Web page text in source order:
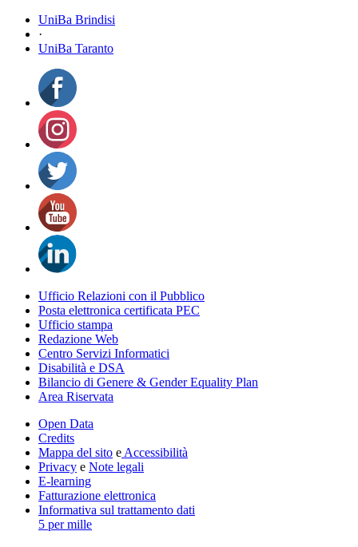
UniBa Brindisi
·
UniBa Taranto
Ufficio Relazioni con il Pubblico
Posta elettronica certificata PEC
Ufficio stampa
Redazione Web
Centro Servizi Informatici
Disabilità e DSA
Bilancio di Genere & Gender Equality Plan
Area Riservata
Open Data
Credits
Mappa del sito e Accessibilità
Privacy e Note legali
E-learning
Fatturazione elettronica
Informativa sul trattamento dati
5 per mille